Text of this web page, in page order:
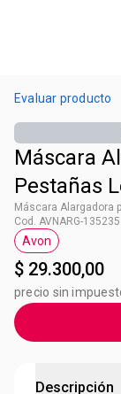
Evaluar producto
Máscara
Pestañas
Máscara Alargadora
Cod. AVNARG-135235
Etiqueta Avon
Avon
$ 29.300,00
precio sin
Descripción